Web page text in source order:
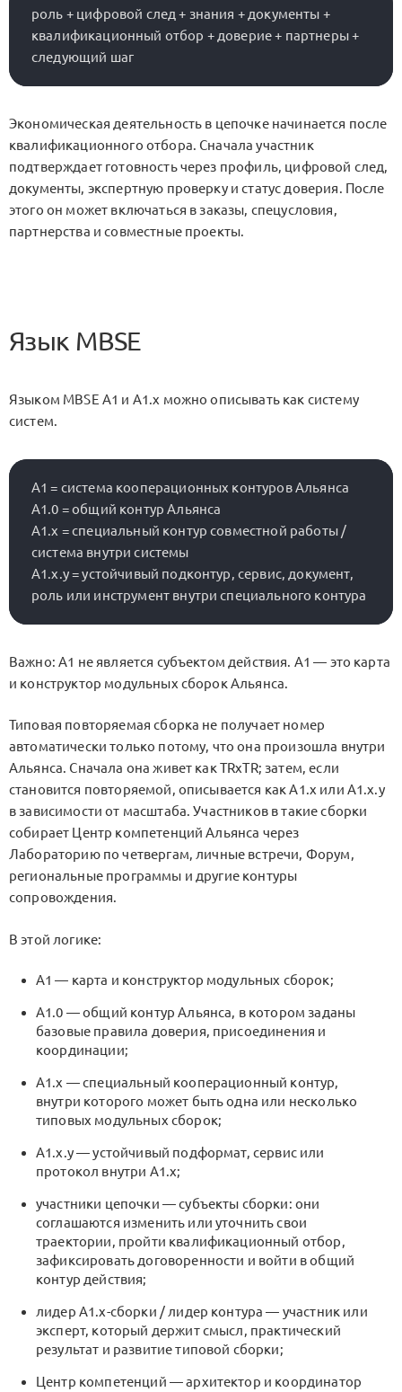
роль + цифровой след + знания + документы +
квалификационный отбор + доверие + партнеры +
Экономическая деятельность в цепочке начинается после
квалификационного отбора. Сначала участник
подтверждает готовность через профиль, цифровой след,
документы, экспертную проверку и статус доверия. После
этого он может включаться в заказы, спецусловия,
партнерства и совместные проекты.
Язык MBSE
Языком MBSE A1 и A1.x можно описывать как систему
систем.
A1 = система кооперационных контуров Альянса
A1.0 = общий контур Альянса
A1.x = специальный контур совместной работы /
система внутри системы
A1.x.y = устойчивый подконтур, сервис, документ,
Важно: A1 не является субъектом действия. A1 — это карта
и конструктор модульных сборок Альянса.
Типовая повторяемая сборка не получает номер
автоматически только потому, что она произошла внутри
Альянса. Сначала она живет какTRxTR; затем, если
становится повторяемой, описывается какA1.x или A1.x.y
в зависимости от масштаба. Участников в такие сборки
собирает Центр компетенций Альянса через
Лабораторию по четвергам, личные встречи, Форум,
региональные программы и другие контуры
сопровождения.
В этой логике:
A1 — карта и конструктор модульных сборок;
A1.0 — общий контур Альянса, в котором заданы
базовые правила доверия, присоединения и
координации;
A1.x — специальный кооперационный контур,
внутри которого может быть одна или несколько
типовых модульных сборок;
A1.x.y — устойчивый подформат, сервис или
протокол внутри A1.x;
участники цепочки — субъекты сборки: они
соглашаются изменить или уточнить свои
траектории, пройти квалификационный отбор,
зафиксировать договоренности и войти в общий
контур действия;
лидер A1.x-сборки / лидер контура — участник или
эксперт, который держит смысл, практический
результат и развитие типовой сборки;
Центр компетенций — архитектор и координатор